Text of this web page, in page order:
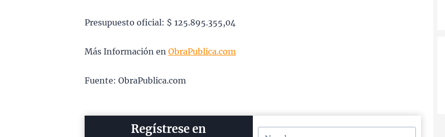
Presupuesto oficial: $ 125.895.355,04
Más Información en ObraPublica.com
Fuente: ObraPublica.com
Regístrese en